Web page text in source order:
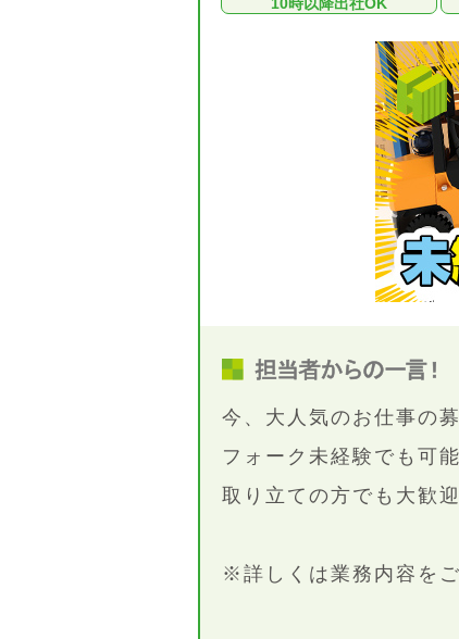
今、大人気のお仕事の
フォーク未経験でも可
取り立ての方でも大歓
※詳しくは業務内容をご